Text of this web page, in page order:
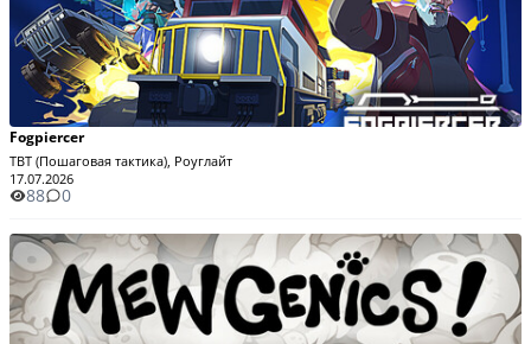
Fogpiercer
TBT (Пошаговая тактика), Роуглайт
17.07.2026
88 0